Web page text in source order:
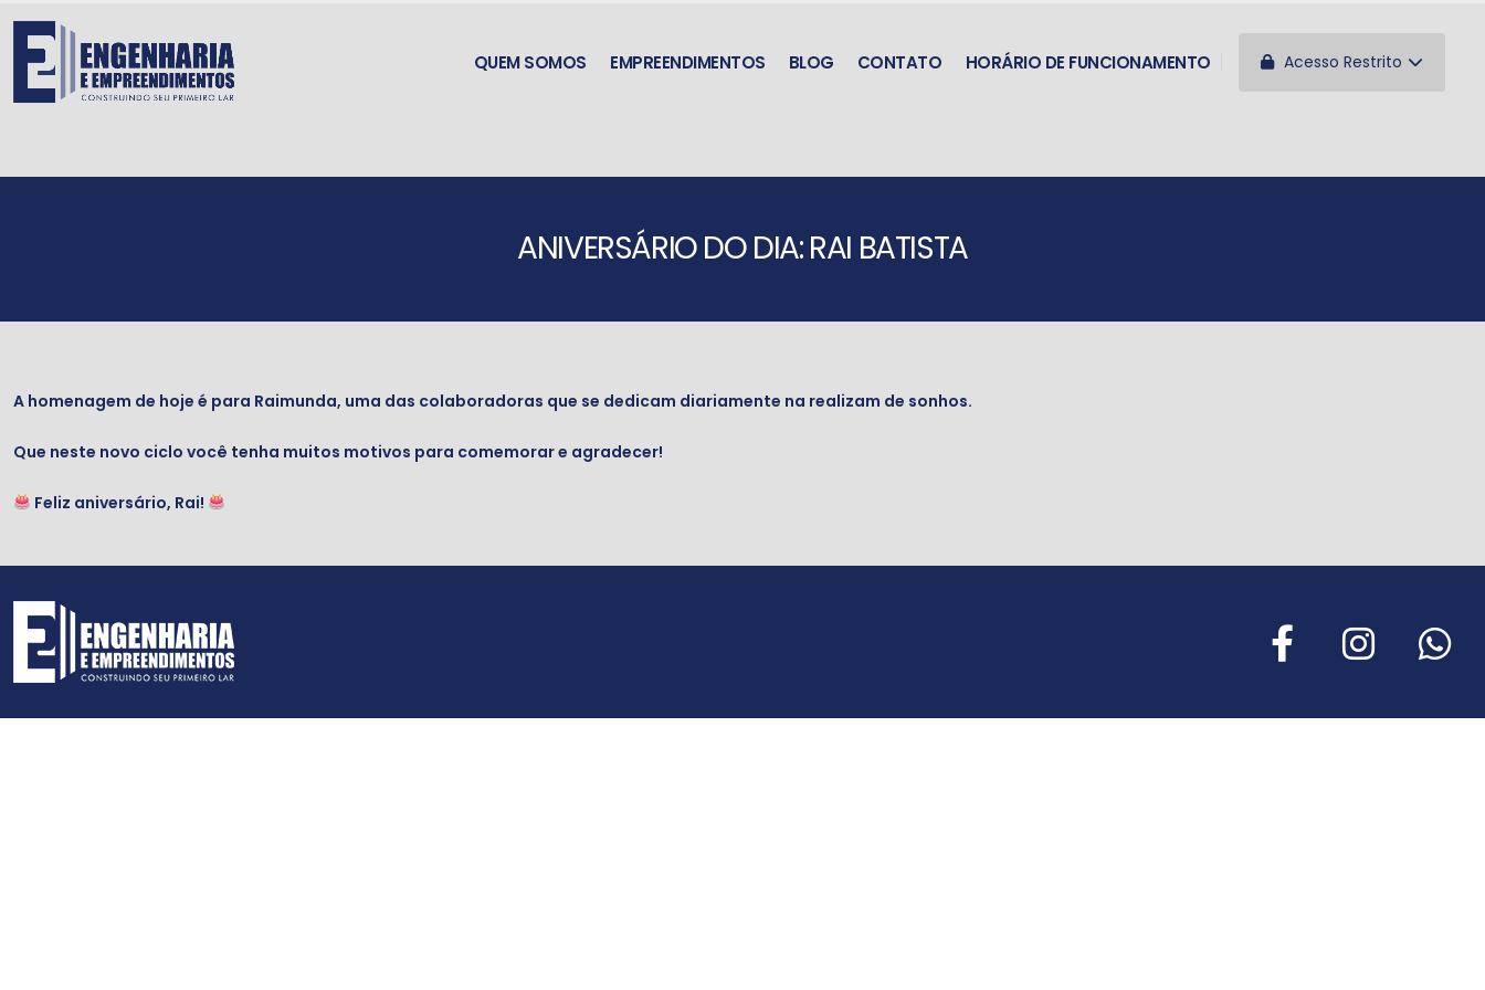
QUEM SOMOS EMPREENDIMENTOS BLOG CONTATO HORÁRIO DE FUNCIONAMENTO Acesso Restrito
ANIVERSÁRIO DO DIA: RAI BATISTA
A homenagem de hoje é para Raimunda, uma das colaboradoras que se dedicam diariamente na realizam de sonhos.
Que neste novo ciclo você tenha muitos motivos para comemorar e agradecer!
Feliz aniversário, Rai!